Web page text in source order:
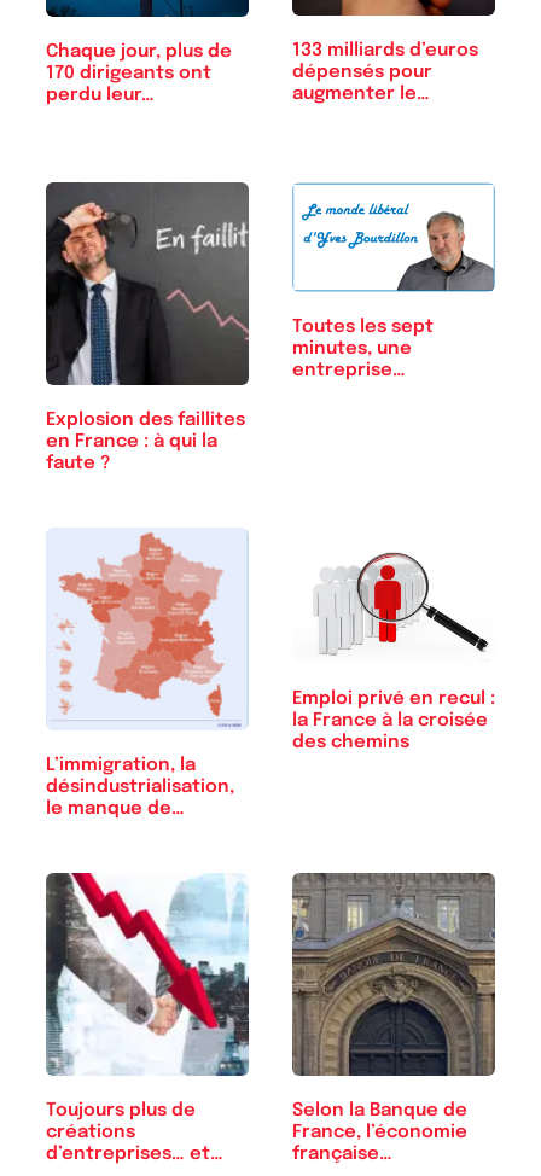
Chaque jour, plus de
170 dirigeants ont
perdu leur…
133 milliards d’euros
dépensés pour
augmenter le…
Explosion des faillites
en France : à qui la
faute ?
Toutes les sept
minutes, une
entreprise
L’immigration, la
désindustrialisation,
le manque de…
Emploi privé en recul :
la France à la croisée
des chemins
Toujours plus de
créations
d’entreprises… et…
Selon la Banque de
France, l’économie
française…